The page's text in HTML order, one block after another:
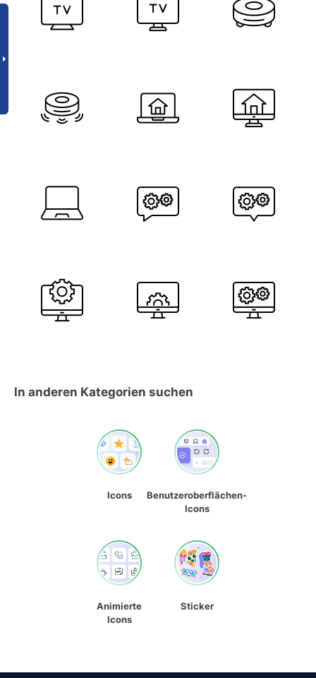
In anderen Kategorien suchen
Icons
Benutzeroberflächen-
Icons
Animierte
Icons
Sticker